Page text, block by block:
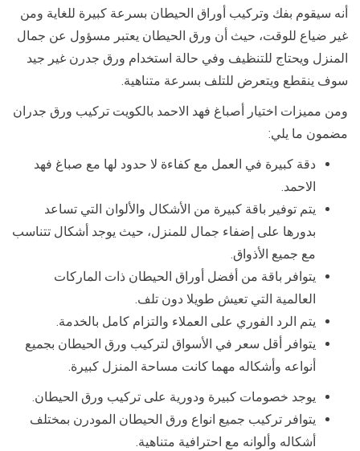
أنه سيقوم بفك وتركيب أوراق الحيطان بسرعة كبيرة للغاية ومن
غير ضياع للوقت، حيث أن ورق الحيطان يعتبر مسؤول عن جمال
المنزل ويحتاج للتنظيف وفي حالة استخدام ورق جدرن غير جيد
سوف ينقطع ويتعرض للتلف بسرعة متناهية.
ومن مميزات اختيار أصباغ فهد الاحمد بالكويت تركيب ورق جدران
مضمون ما يلي:
دقة كبيرة في العمل مع كفاءة لا حدود لها مع صباغ فهد
الاحمد.
يتم توفير باقة كبيرة من الأشكال والألوان التي تساعد
بدورها على إضفاء جمال للمنزل، حيث يوجد أشكال تتناسب
مع جميع الأذواق.
يتوافر باقة من أفضل أوراق الحيطان ذات الماركات
العالمية التي تعيش طويلا دون تلف.
يتم الرد الفوري على العملاء والتزام كامل بالخدمة.
يتوافر أقل سعر في الأسواق لتركيب ورق الحيطان بجميع
أنواعه وأشكاله مهما كانت مساحة المنزل كبيرة.
يوجد خصومات كبيرة ودورية على تركيب ورق الحيطان.
يتوافر تركيب جميع انواع ورق الحيطان المودرن بمختلف
أشكاله وألوانه مع احترافية متناهية.